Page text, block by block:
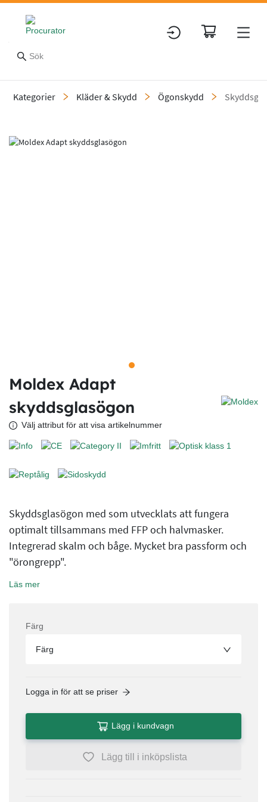
Kategorier Kläder & Skydd Ögonskydd
Slide 1 of 1
Moldex Adapt
skyddsglasögon
Välj attribut för att visa artikelnummer
Skyddsglasögon med som utvecklats att fungera
optimalt tillsammans med FFP och halvmasker.
Integrerad skalm och båge. Mycket bra passform och
"örongrepp".
Läs mer
Färg
Färg
Logga in för att se priser
Lägg i kundvagn
Lägg till i inköpslista